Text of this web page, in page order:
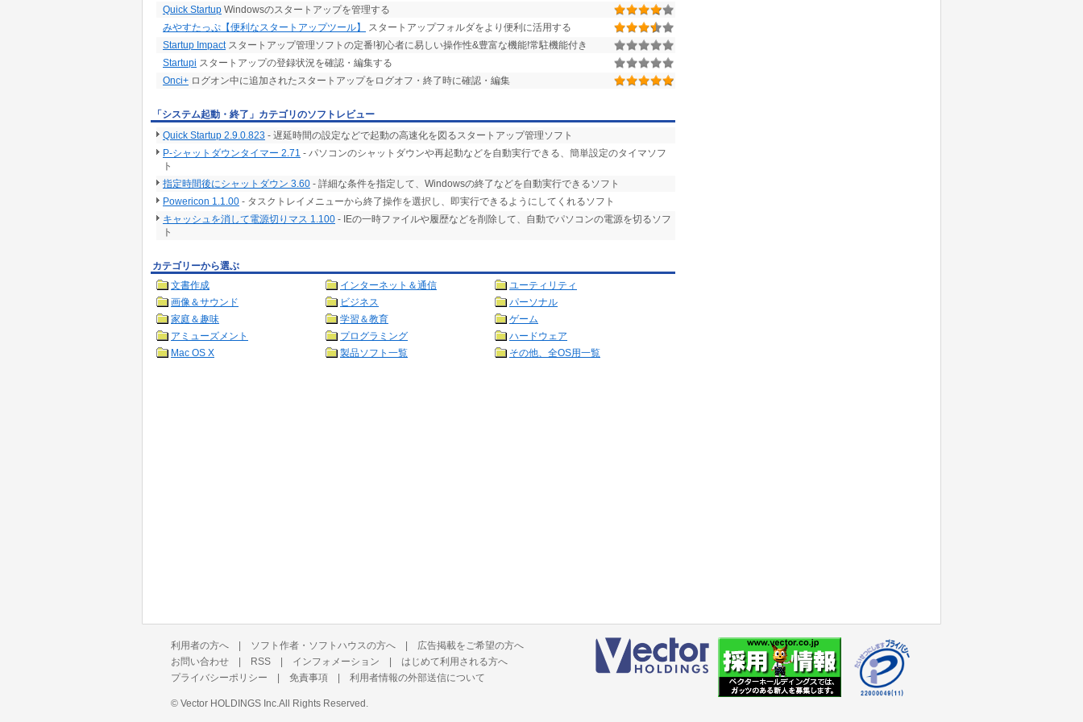
Quick Startup Windowsのスタートアップを管理する
みやすたっぷ【便利なスタートアップツール】
スタートアップフォルダをより便利に活用する
Startup Impactスタートアップ管理ソフトの定番!初心者に易しい操作性&豊富な機能!常駐機能付き
Startupi スタートアップの登録状況を確認・編集する
Onci+ ログオン中に追加されたスタートアップをログオフ・終了時に確認・編集
「システム起動・終了」カテゴリのソフトレビュー
Quick Startup 2.9.0.823 - 遅延時間の設定などで起動の高速化を図るスタートアップ管理ソフト
P-シャットダウンタイマー 2.71 - パソコンのシャットダウンや再起動などを自動実行できる、簡単設定のタイマソフ
ト
指定時間後にシャットダウン 3.60 - 詳細な条件を指定して、Windowsの終了などを自動実行できるソフト
Powericon 1.1.00 - タスクトレイメニューから終了操作を選択し、即実行できるようにしてくれるソフト
キャッシュを消して電源切りマス 1.100 - IEの一時ファイルや履歴などを削除して、自動でパソコンの電源を切るソフ
ト
カテゴリーから選ぶ
文書作成
インターネット＆通信
ユーティリティ
画像＆サウンド
ビジネス
パーソナル
家庭＆趣味
学習＆教育
ゲーム
アミューズメント
プログラミング
ハードウェア
Mac OS X
製品ソフト一覧 その他、全OS用一覧
利用者の方へ | ソフト作者・ソフトハウスの方へ | 広告掲載をご希望の方へ
お問い合わせ | RSS | インフォメーション | はじめて利用される方へ
プライバシーポリシー | 免責事項 | 利用者情報の外部送信について
© Vector HOLDINGS Inc. All Rights Reserved.